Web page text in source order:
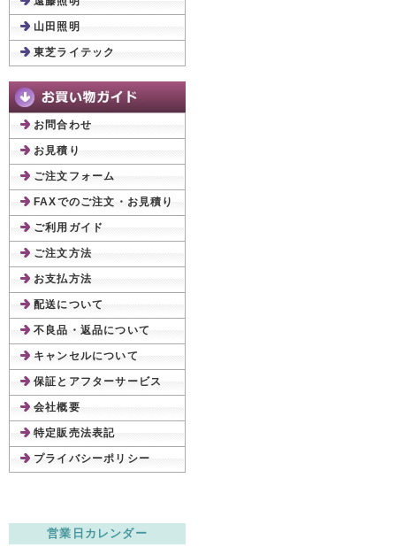
山田照明
東芝ライテック
お問合わせ
お見積り
ご注文フォーム
FAXでのご注文・お見積り
ご利用ガイド
ご注文方法
お支払方法
配送について
不良品・返品について
キャンセルについて
保証とアフターサービス
会社概要
特定販売法表記
プライバシーポリシー
営業日カレンダー